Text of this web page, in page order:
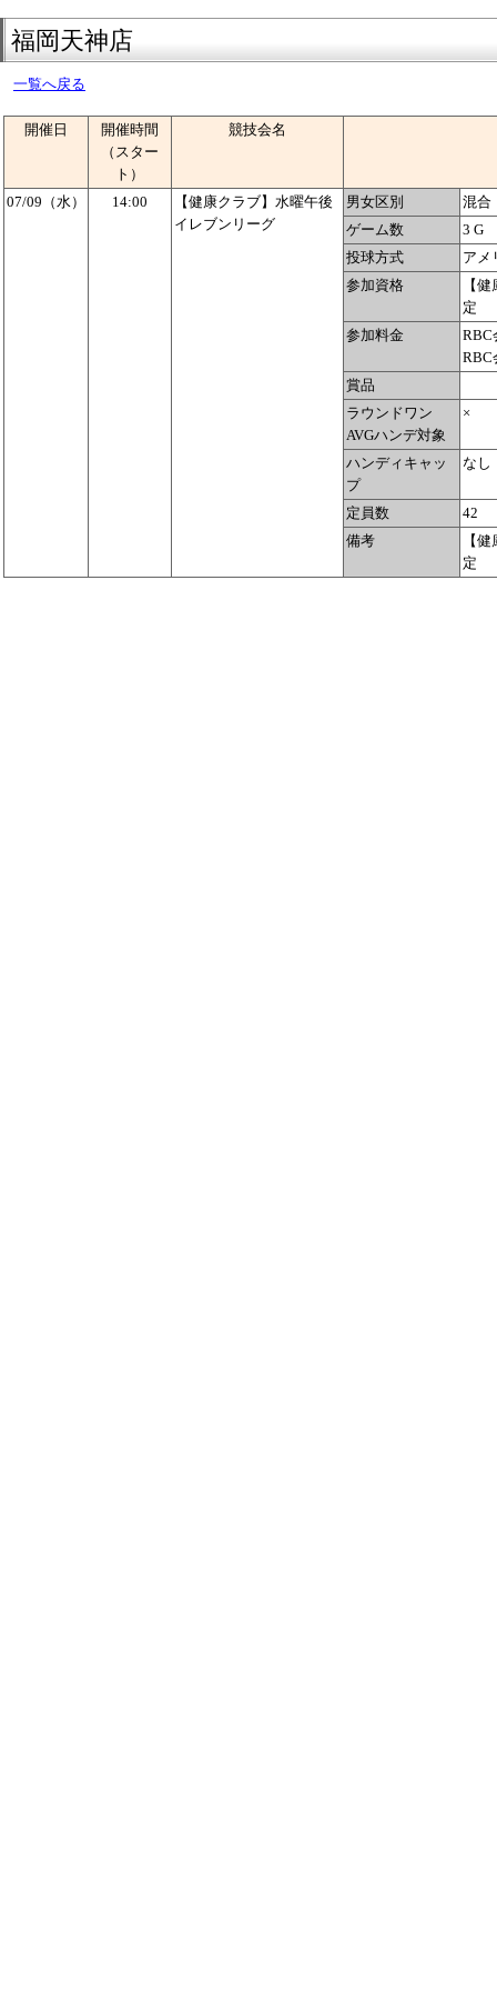
福岡天神店
一覧へ戻る
開催日
開催時間
（スター
ト）
競技会名
07/09（水） 14:00
【健康クラブ】水曜午後
イレブンリーグ
男女区別
混合
ゲーム数
3 G
投球方式
アメ
参加資格
【
定
参加料金
RBC
RBC
賞品
ラウンドワン
AVGハンデ対象
×
ハンディキャッ
プ
なし
定員数
42
備考
【
定